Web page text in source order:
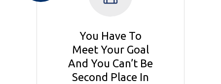
You Have To
Meet Your Goal
And You Can’t Be
Second Place In